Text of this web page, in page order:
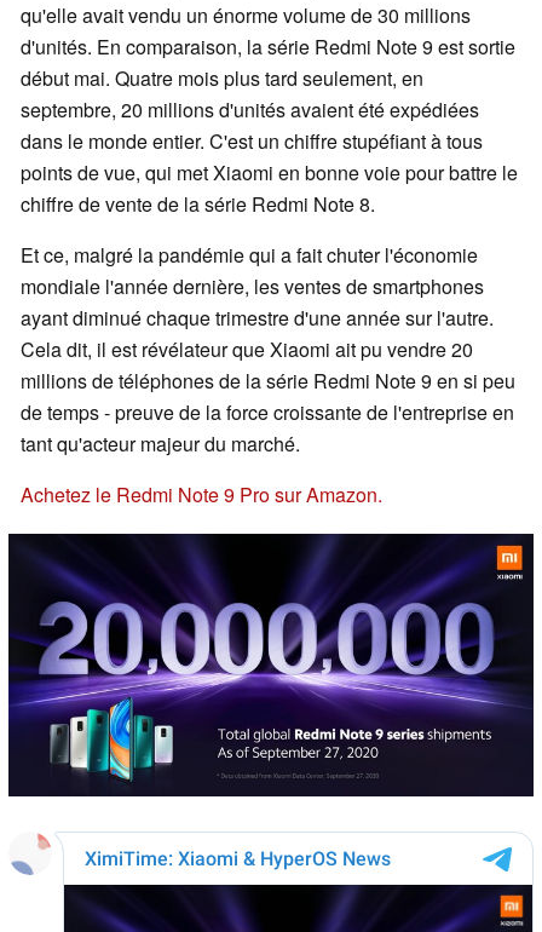
qu'elle avait vendu un énorme volume de 30 millions
d'unités. En comparaison, la série Redmi Note 9 est sortie
début mai. Quatre mois plus tard seulement, en
septembre, 20 millions d'unités avaient été expédiées
dans le monde entier. C'est un chiffre stupéfiant à tous
points de vue, qui met Xiaomi en bonne voie pour battre le
chiffre de vente de la série Redmi Note 8.
Et ce, malgré la pandémie qui a fait chuter l'économie
mondiale l'année dernière, les ventes de smartphones
ayant diminué chaque trimestre d'une année sur l'autre.
Cela dit, il est révélateur que Xiaomi ait pu vendre 20
millions de téléphones de la série Redmi Note 9 en si peu
de temps - preuve de la force croissante de l'entreprise en
tant qu'acteur majeur du marché.
Achetez le Redmi Note 9 Pro sur Amazon.